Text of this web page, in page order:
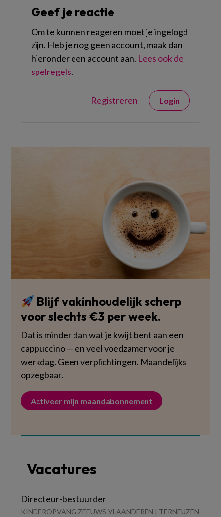
Geef je reactie
Om te kunnen reageren moet je ingelogd
zijn. Heb je nog geen account, maak dan
hieronder een account aan. Lees ook de
spelregels.
Registreren Login
Blijf vakinhoudelijk scherp
voor slechts €3 per week.
Dat is minder dan wat je kwijt bent aan een
cappuccino — en veel voedzamer voor je
werkdag. Geen verplichtingen. Maandelijks
opzegbaar.
Activeer mijn maandabonnement
Vacatures
Directeur-bestuurder
KINDEROPVANG ZEEUWS-VLAANDEREN | TERNEUZEN